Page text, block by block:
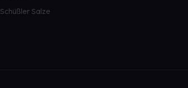
Schüßler Salze